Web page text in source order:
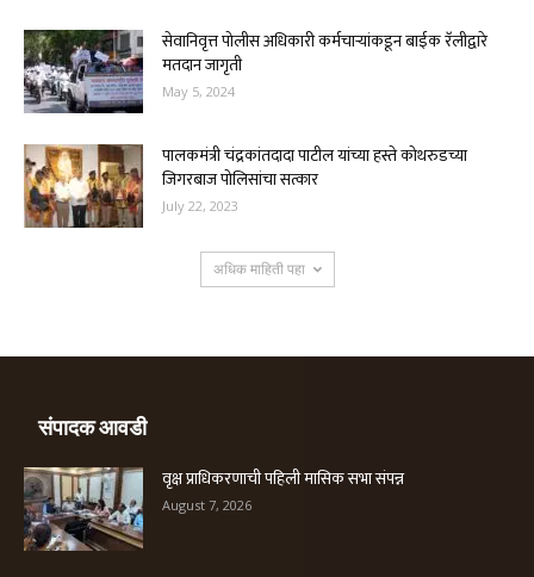
सेवानिवृत्त पोलीस अधिकारी कर्मचाऱ्यांकडून बाईक रॅलीद्वारे
मतदान जागृती
May 5, 2024
पालकमंत्री चंद्रकांतदादा पाटील यांच्या हस्ते कोथरुडच्या
जिगरबाज पोलिसांचा सत्कार
July 22, 2023
अधिक माहिती पहा
संपादक आवडी
वृक्ष प्राधिकरणाची पहिली मासिक सभा संपन्न
August 7, 2026